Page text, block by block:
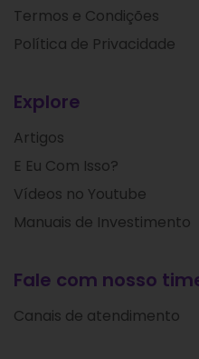
Termos e Condições
Política de Privacidade
Explore
Artigos
E Eu Com Isso?
Vídeos no Youtube
Manuais de Investimento
Fale com nosso
Canais de atendimento